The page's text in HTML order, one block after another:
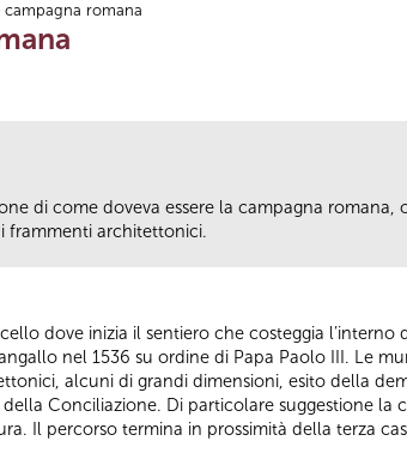
campagna romana
di come doveva essere la campagna romana,
frammenti architettonici.
dove inizia il sentiero che costeggia l’interno
nel 1536 su ordine di Papa Paolo III. Le
alcuni di grandi dimensioni, esito della
Conciliazione. Di particolare suggestione la
Il percorso termina in prossimità della terza